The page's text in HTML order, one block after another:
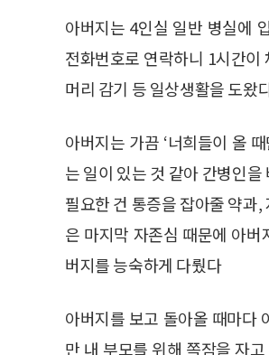
아버지는 4인실 일반 병실에
전화번호로 연락하니 1시간이
머리 감기 등 일상생활을 도왔
아버지는 가끔 ‘너희들이 올
는 일이 있는 것 같아 간병인
필요한 건 통증을 잡아줄 약과
은 마지막 자존심 때문에 아
버지를 능숙하게 다뤘다
아버지를 보고 돌아올 때마다
만 내 부모를 위해 쪽잠을 자